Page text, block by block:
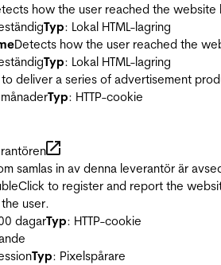
how the user reached the website
Typ: Lokal HTML-lagring
Detects how the user reached the
Typ: Lokal HTML-lagring
deliver a series of advertisement
Typ: HTTP-cookie
samlas in av denna leverantör är
to register and report the
user.
dagarTyp: HTTP-cookie
Typ: Pixelspårare